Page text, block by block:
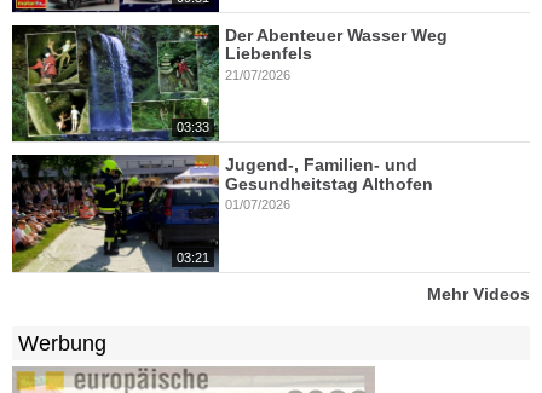
03:33
Der Abenteuer Wasser Weg
Liebenfels
21/07/2026
03:21
Jugend-, Familien- und
Gesundheitstag Althofen
01/07/2026
Mehr Videos
Werbung